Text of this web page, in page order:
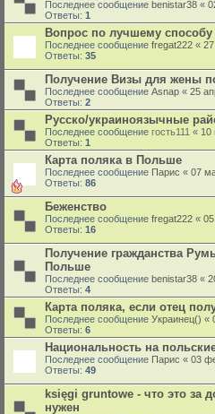
Последнее сообщение benistar38 «
Ответы: 1
Вопрос по лучшему
Последнее сообщение fregat222 «
Ответы: 35
Получение Визы для жены
Последнее сообщение Asnap « 25
Ответы: 2
Русско/украиноязычные
Последнее сообщение гость111 « 10
Ответы: 1
Карта поляка в Польше
Последнее сообщение Парис « 07
Ответы: 86
Беженство
Последнее сообщение fregat222 «
Ответы: 16
Получение гражданства
Польше
Последнее сообщение benistar38 «
Ответы: 4
Карта поляка, если отец
Последнее сообщение Украинец() «
Ответы: 6
Национальность на
Последнее сообщение Парис « 03
Ответы: 49
księgi gruntowe - что это за
нужен